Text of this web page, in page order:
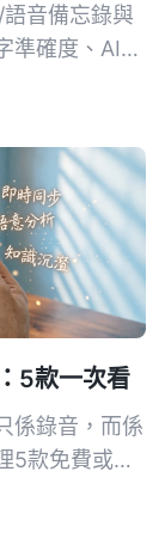
音備忘錄與
準確度、AI整
5款一次看
係錄音，而係
5款免費或含